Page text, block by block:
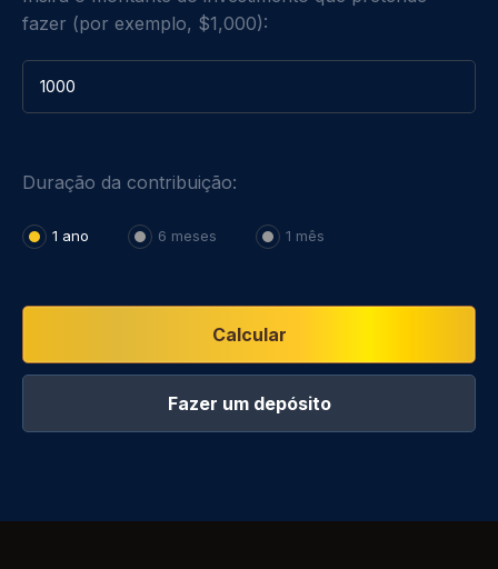
fazer (por exemplo, $1,000):
Duração da contribuição:
1 ano 6 meses 1 mês
Calcular
Fazer um depósito